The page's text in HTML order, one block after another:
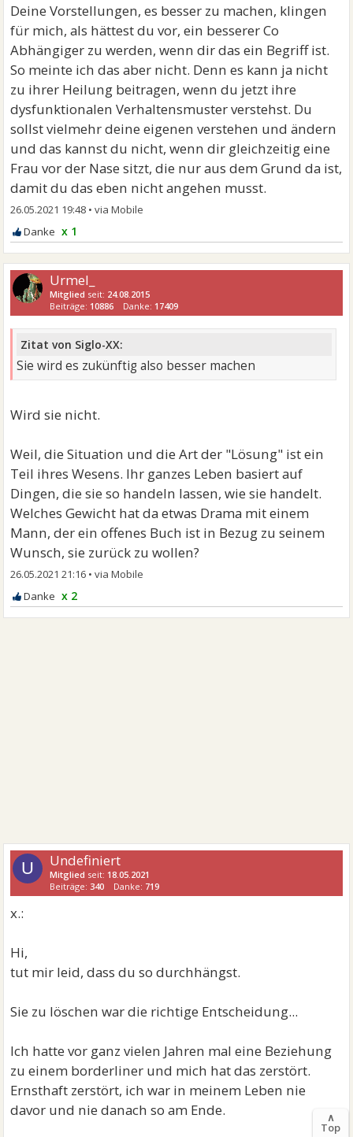
Deine Vorstellungen, es besser zu machen, klingen
für mich, als hättest du vor, ein besserer Co
Abhängiger zu werden, wenn dir das ein Begriff ist.
So meinte ich das aber nicht. Denn es kann ja nicht
zu ihrer Heilung beitragen, wenn du jetzt ihre
dysfunktionalen Verhaltensmuster verstehst. Du
sollst vielmehr deine eigenen verstehen und ändern
und das kannst du nicht, wenn dir gleichzeitig eine
Frau vor der Nase sitzt, die nur aus dem Grund da ist,
damit du das eben nicht angehen musst.
26.05.2021 19:48 •
x 1
Urmel_
Mitglied seit: 24.08.2015
Beiträge: 10886 Danke: 17409
Zitat von Siglo-XX:
Sie wird es zukünftig also besser machen
Wird sie nicht.
Weil, die Situation und die Art der "Lösung" ist ein
Teil ihres Wesens. Ihr ganzes Leben basiert auf
Dingen, die sie so handeln lassen, wie sie handelt.
Welches Gewicht hat da etwas Drama mit einem
Mann, der ein offenes Buch ist in Bezug zu seinem
Wunsch, sie zurück zu wollen?
26.05.2021 21:16 •
x 2
U Undefiniert
Mitglied seit: 18.05.2021
Beiträge:340 Danke: 719
x.:
Hi,
tut mir leid, dass du so durchhängst.
Sie zu löschen war die richtige Entscheidung...
Ich hatte vor ganz vielen Jahren mal eine Beziehung
zu einem borderliner und mich hat das zerstört.
Ernsthaft zerstört, ich war in meinem Leben nie
davor und nie danach so am Ende.
∧
Top